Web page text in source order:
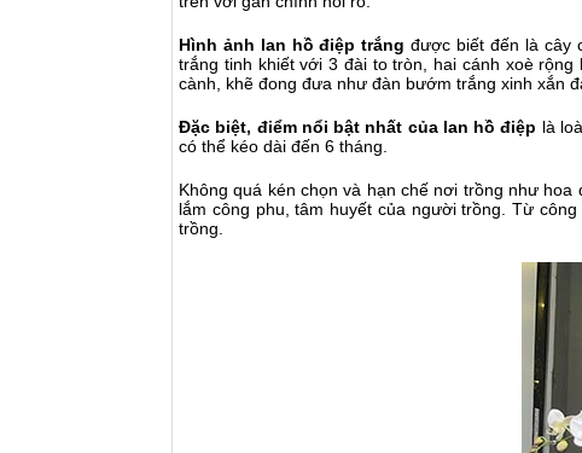
Hình ảnh lan hồ điệp trắng được biết đến là cây
trắng tinh khiết với 3 đài to tròn, hai cánh xoè
cành, khẽ đong đưa như đàn bướm trắng xinh xắn
Đặc biệt, điểm nổi bật nhất của lan hồ điệp là
có thể kéo dài đến 6 tháng.
Không quá kén chọn và hạn chế nơi trồng như hoa
lắm công phu, tâm huyết của người trồng. Từ
trồng.